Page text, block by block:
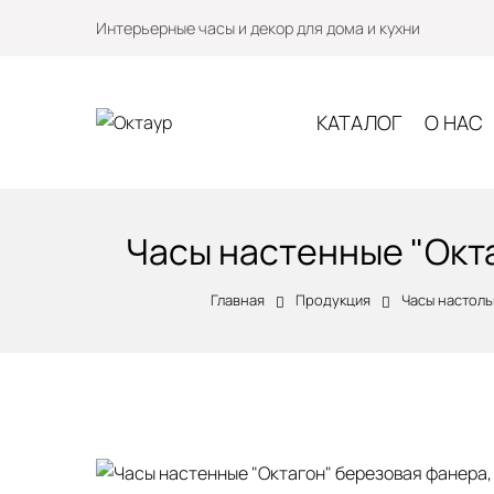
Интерьерные часы и декор для дома и кухни
КАТАЛОГ О НАС
Часы настенные
Главная Продукция Часы